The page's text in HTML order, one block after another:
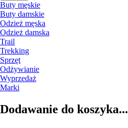
Buty męskie
Buty damskie
Odzież męska
Odzież damska
Trail
Trekking
Sprzęt
Odżywianie
Wyprzedaż
Marki
Dodawanie do koszyka...